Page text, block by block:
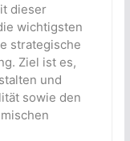
dieser
wichtigsten
strategische
Ziel ist es,
und
sowie den